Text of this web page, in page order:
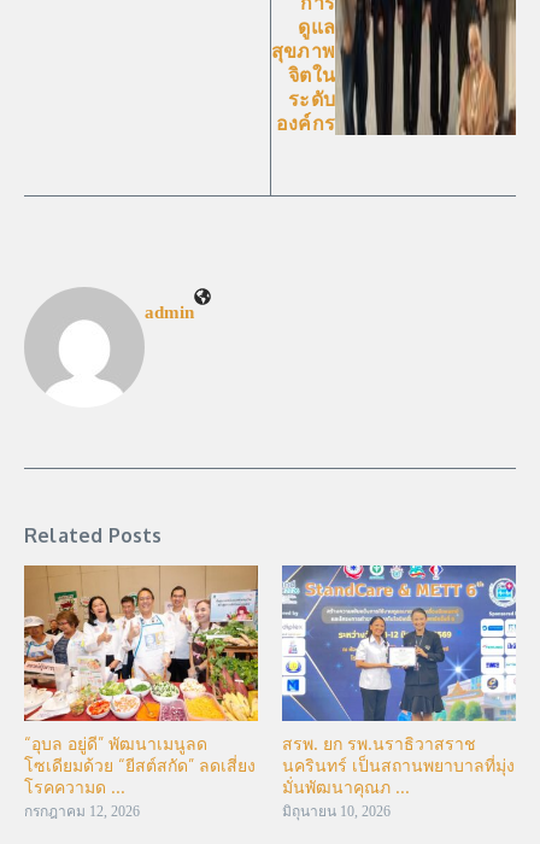
ดูแล
สุขภาพ
จิตใน
ระดับ
องค์กร
admin
Related Posts
“อุบล อยู่ดี” พัฒนาเมนูลด
โซเดียมด้วย “ยีสต์สกัด” ลดเสี่ยง
โรคความด ...
กรกฎาคม 12, 2026
สรพ. ยก รพ.นราธิวาสราช
นครินทร์ เป็นสถานพยาบาลที่มุ่ง
มั่นพัฒนาคุณภ ...
มิถุนายน 10, 2026